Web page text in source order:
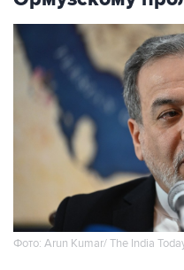
Фото: Arun Kumar/ The India
Москва. 8 августа.